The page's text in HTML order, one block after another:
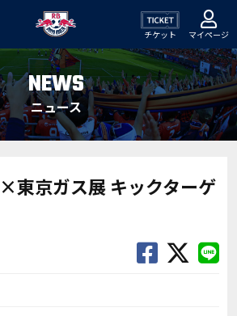
チケット マイページ
NEWS
ニュース
東京ガス展 キックターゲ